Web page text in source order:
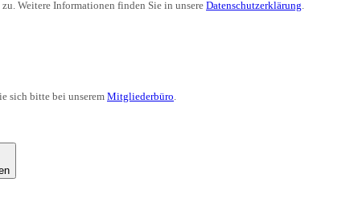
Weitere Informationen finden Sie in unsere Datenschutzerklärung.
sich bitte bei unserem Mitgliederbüro.